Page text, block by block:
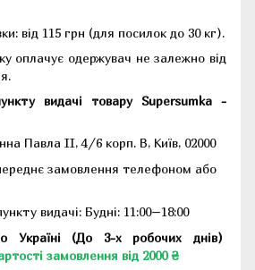
від 115 грн (для посилок до 30 кг).
оплачує одержувач не залежно від
видачі товару Supersumka -
Павла II, 4/6 корп. В, Київ, 02000
замовлення телефоном або
видачі: Будні: 11:00–18:00
(До 3-х робочих днів)
замовлення від 2000 ₴